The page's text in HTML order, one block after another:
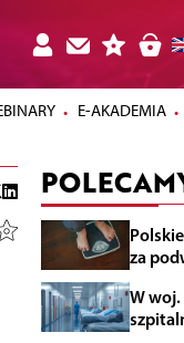
E-AKADEMIA
za
W